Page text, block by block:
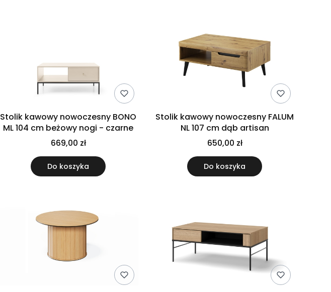
Stolik kawowy nowoczesny BONO
ML 104 cm beżowy nogi - czarne
669,00 zł
Do koszyka
Stolik kawowy nowoczesny FALUM
NL 107 cm dąb artisan
650,00 zł
Do koszyka